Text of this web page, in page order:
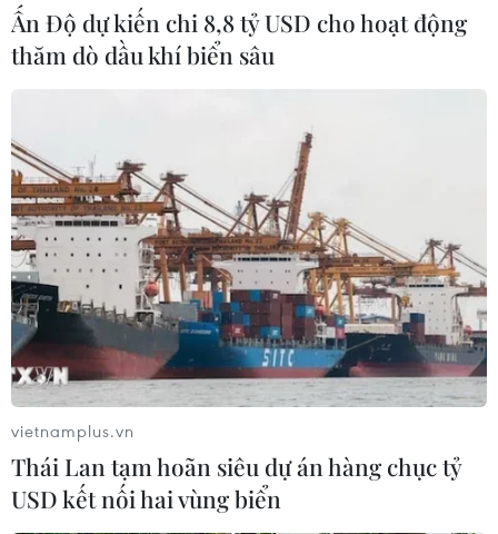
Ấn Độ dự kiến chi 8,8 tỷ USD cho hoạt động
thăm dò dầu khí biển sâu
vietnamplus.vn
Thái Lan tạm hoãn siêu dự án hàng chục tỷ
USD kết nối hai vùng biển